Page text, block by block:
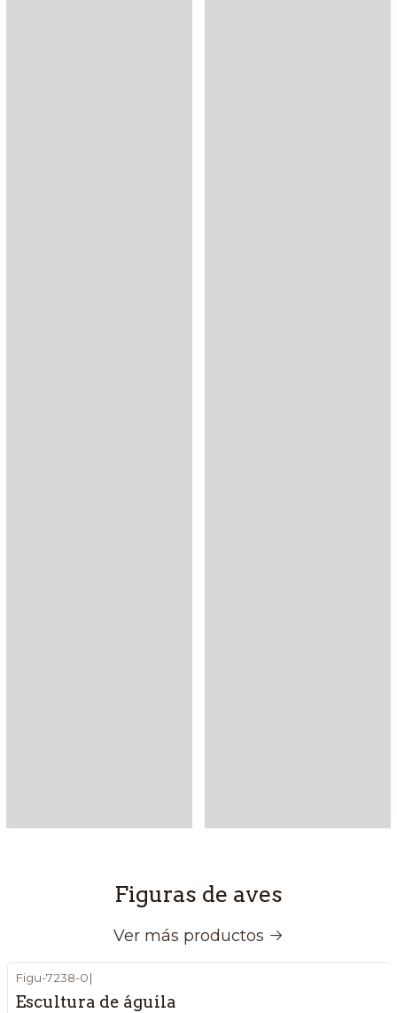
Figuras de aves
Ver más productos
Figu-7238-0|
Escultura de águila